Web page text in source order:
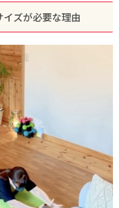
ズが必要な理由